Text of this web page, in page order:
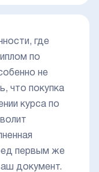
где
по
не
что покупка
курса по
первым же
документ.